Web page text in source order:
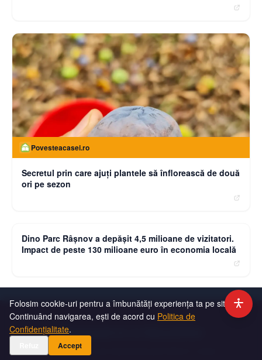
Povesteacasei.ro
Secretul prin care ajuți plantele să înflorească de două
ori pe sezon
Dino Parc Râșnov a depășit 4,5 milioane de vizitatori.
Impact de peste 130 milioane euro în economia locală
Abonează-te la Newsletter
Primește cele mai importante știri direct în inbox.
Folosim cookie-uri pentru a îmbunătăți experiența ta pe site.
Continuând navigarea, ești de acord cu Politica de
Confidențialitate.
Accept